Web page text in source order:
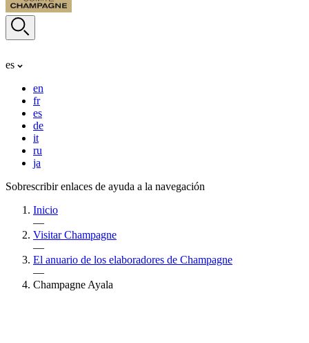
es
en
fr
es
de
it
ru
ja
Sobrescribir enlaces de ayuda a la navegación
Inicio
—
Visitar Champagne
—
El anuario de los elaboradores de Champagne
—
Champagne Ayala